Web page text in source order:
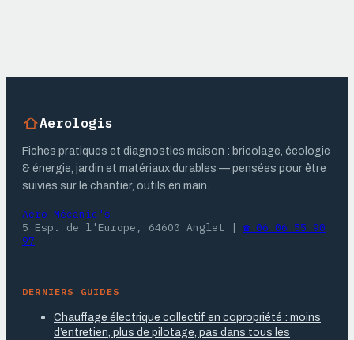
Aerologis
Fiches pratiques et diagnostics maison : bricolage, écologie
& énergie, jardin et matériaux durables — pensées pour être
suivies sur le chantier, outils en main.
Aéro Mécanic's
5 Esp. de l'Europe, 64600 Anglet | ☎ 06 06 55 90
97
DERNIERS GUIDES
Chauffage électrique collectif en copropriété : moins
d’entretien, plus de pilotage, pas dans tous les